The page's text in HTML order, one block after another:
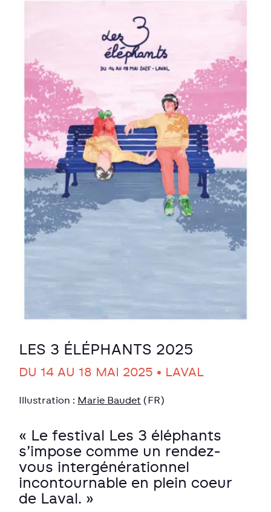
LES 3 ÉLÉPHANTS 2025
DU 14 AU 18 MAI 2025 • LAVAL
Illustration : Marie Baudet (FR)
« Le festival Les 3 éléphants
s’impose comme un rendez-
vous intergénérationnel
incontournable en plein coeur
de Laval. »